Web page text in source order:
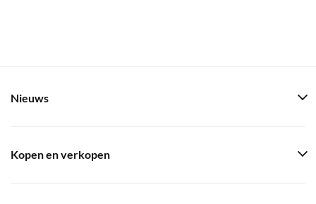
Nieuws
Kopen en verkopen